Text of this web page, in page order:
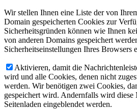
Wir stellen Ihnen eine Liste der von
Domain gespeicherten Cookies zur
Sicherheitsgründen können wie Ihnen
von anderen Domains gespeichert
Sicherheitseinstellungen Ihres Browsers
Aktivieren, damit die
wird und alle Cookies, denen nicht
werden. Wir benötigen zwei Cookies,
gespeichert wird. Andernfalls wird
Seitenladen eingeblendet werden.